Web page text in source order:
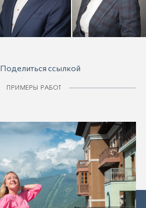
Поделиться ссылкой
ПРИМЕРЫ РАБОТ